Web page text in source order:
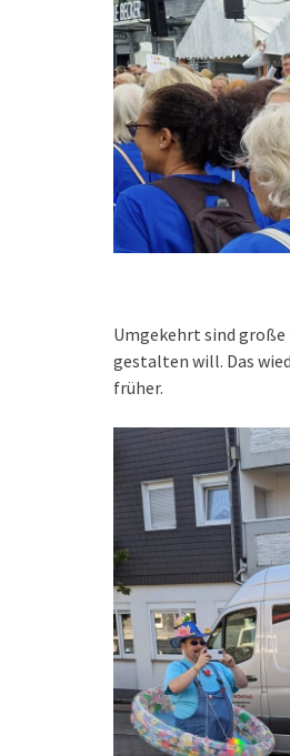
Umgekehrt sind
gestalten will. Das
früher.